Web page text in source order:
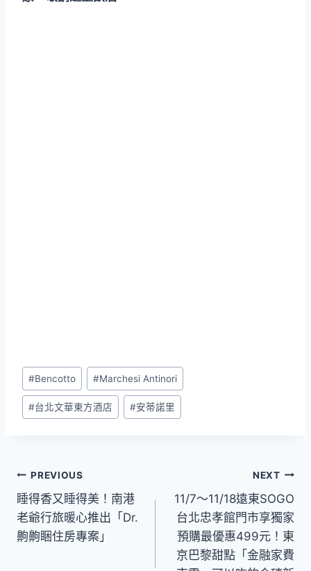
Post
Tags:
#Bencotto #Marchesi Antinori
#台北文華東方酒店 #安蒂諾里
文
章
導
PREVIOUS
睡得香又睡得美！南港
老爺行旅暖心推出「Dr.
齁齁睏住房專案」
NEXT
11/7～11/18遠東SOGO
台北忠孝館門市享獨家
預購最優惠499元！東
京巴黎甜點「金融家費